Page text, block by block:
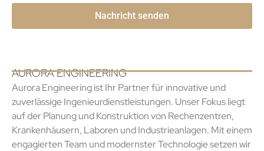
AURORA ENGINEERING
Aurora Engineering ist Ihr Partner für innovative und
zuverlässige Ingenieurdienstleistungen. Unser Fokus liegt
auf der Planung und Konstruktion von Rechenzentren,
Krankenhäusern, Laboren und Industrieanlagen. Mit einem
engagierten Team und modernster Technologie setzen wir